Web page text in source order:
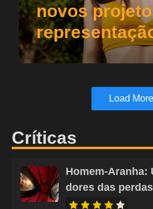
novos
Load More
Críticas
Homem-Aranha:
dores das